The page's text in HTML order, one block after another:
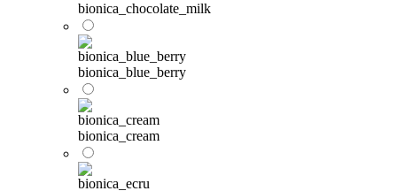
bionica_chocolate_milk
bionica_blue_berry
bionica_cream